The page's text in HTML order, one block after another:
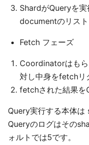
ShardがQueryを
documentのリス
Fetch フェーズ
Coordinatorはも
対し中身をfetchリ
fetchされた結果を
Query実行する本体
Queryのログはその
ォルトでは5です。